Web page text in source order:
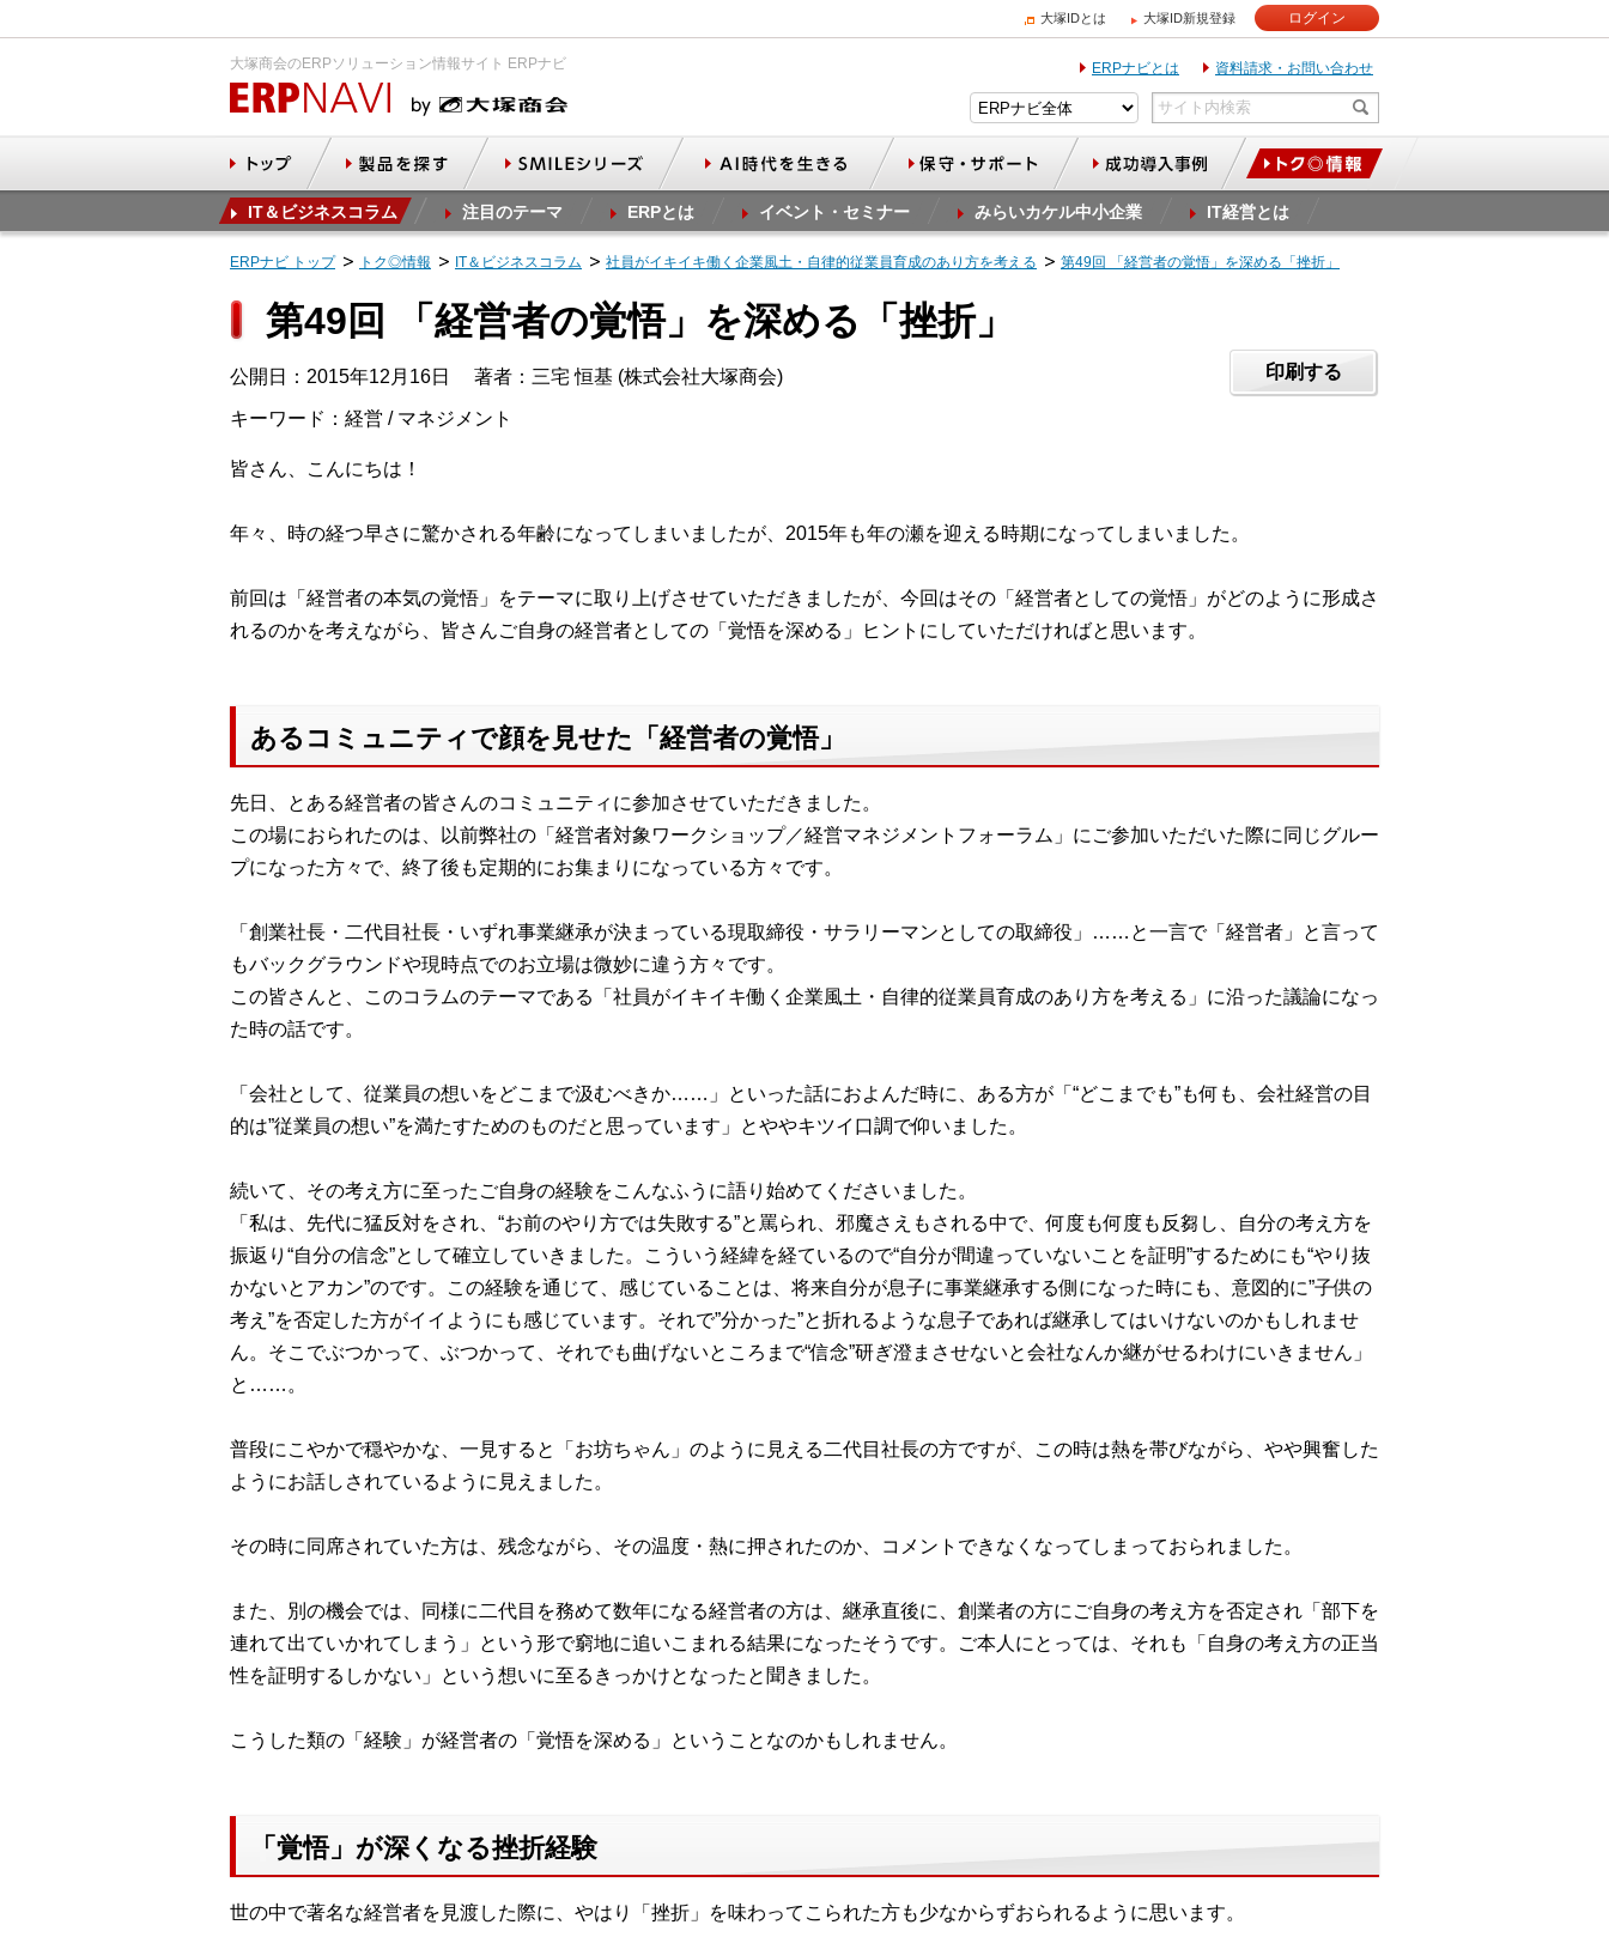
大塚IDとは 大塚ID新規登録 ログイン
大塚商会のERPソリューション情報サイト ERPナビ ERPナビとは 資料請求・お問い合わせ
IT＆ビジネスコラム 注目のテーマ ERPとは イベント・セミナー みらいカケル中小企業 IT経営とは
ERPナビ トップ トク◎情報 IT＆ビジネスコラム 社員がイキイキ働く企業風土・自律的従業員育成のあり方を考える 第49回 「経営者の覚悟」を深める「挫折」
第49回 「経営者の覚悟」を深める「挫折」
公開日：2015年12月16日 著者：三宅 恒基 (株式会社大塚商会)
キーワード：経営 / マネジメント
印刷する
皆さん、こんにちは！
年々、時の経つ早さに驚かされる年齢になってしまいましたが、2015年も年の瀬を迎える時期になってしまいました。
前回は「経営者の本気の覚悟」をテーマに取り上げさせていただきましたが、今回はその「経営者としての覚悟」がどのように形成さ
れるのかを考えながら、皆さんご自身の経営者としての「覚悟を深める」ヒントにしていただければと思います。
あるコミュニティで顔を見せた「経営者の覚悟」
先日、とある経営者の皆さんのコミュニティに参加させていただきました。
この場におられたのは、以前弊社の「経営者対象ワークショップ／経営マネジメントフォーラム」にご参加いただいた際に同じグルー
プになった方々で、終了後も定期的にお集まりになっている方々です。
「創業社長・二代目社長・いずれ事業継承が決まっている現取締役・サラリーマンとしての取締役」……と一言で「経営者」と言って
もバックグラウンドや現時点でのお立場は微妙に違う方々です。
この皆さんと、このコラムのテーマである「社員がイキイキ働く企業風土・自律的従業員育成のあり方を考える」に沿った議論になっ
た時の話です。
「会社として、従業員の想いをどこまで汲むべきか……」といった話におよんだ時に、ある方が「“どこまでも”も何も、会社経営の目
的は”従業員の想い”を満たすためのものだと思っています」とややキツイ口調で仰いました。
続いて、その考え方に至ったご自身の経験をこんなふうに語り始めてくださいました。
「私は、先代に猛反対をされ、“お前のやり方では失敗する”と罵られ、邪魔さえもされる中で、何度も何度も反芻し、自分の考え方を
振返り“自分の信念”として確立していきました。こういう経緯を経ているので“自分が間違っていないことを証明”するためにも“やり抜
かないとアカン”のです。この経験を通じて、感じていることは、将来自分が息子に事業継承する側になった時にも、意図的に”子供の
考え”を否定した方がイイようにも感じています。それで”分かった”と折れるような息子であれば継承してはいけないのかもしれませ
ん。そこでぶつかって、ぶつかって、それでも曲げないところまで“信念”研ぎ澄まさせないと会社なんか継がせるわけにいきません」
と……。
普段にこやかで穏やかな、一見すると「お坊ちゃん」のように見える二代目社長の方ですが、この時は熱を帯びながら、やや興奮した
ようにお話しされているように見えました。
その時に同席されていた方は、残念ながら、その温度・熱に押されたのか、コメントできなくなってしまっておられました。
また、別の機会では、同様に二代目を務めて数年になる経営者の方は、継承直後に、創業者の方にご自身の考え方を否定され「部下を
連れて出ていかれてしまう」という形で窮地に追いこまれる結果になったそうです。ご本人にとっては、それも「自身の考え方の正当
性を証明するしかない」という想いに至るきっかけとなったと聞きました。
こうした類の「経験」が経営者の「覚悟を深める」ということなのかもしれません。
「覚悟」が深くなる挫折経験
世の中で著名な経営者を見渡した際に、やはり「挫折」を味わってこられた方も少なからずおられるように思います。